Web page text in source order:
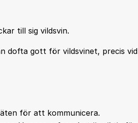
till sig vildsvin.
dofta gott för vildsvinet, precis vid
för att kommunicera.